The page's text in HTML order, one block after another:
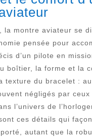
la montre aviateur se
pensée pour
d’un pilote en
boîtier, la forme et la
texture du bracelet :
négligés par ceux
l’univers de
ces détails qui
autant que la